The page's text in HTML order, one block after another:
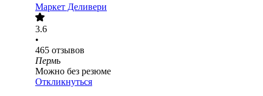
Маркет Деливери
3.6
•
465 отзывов
Пермь
Можно без резюме
Откликнуться